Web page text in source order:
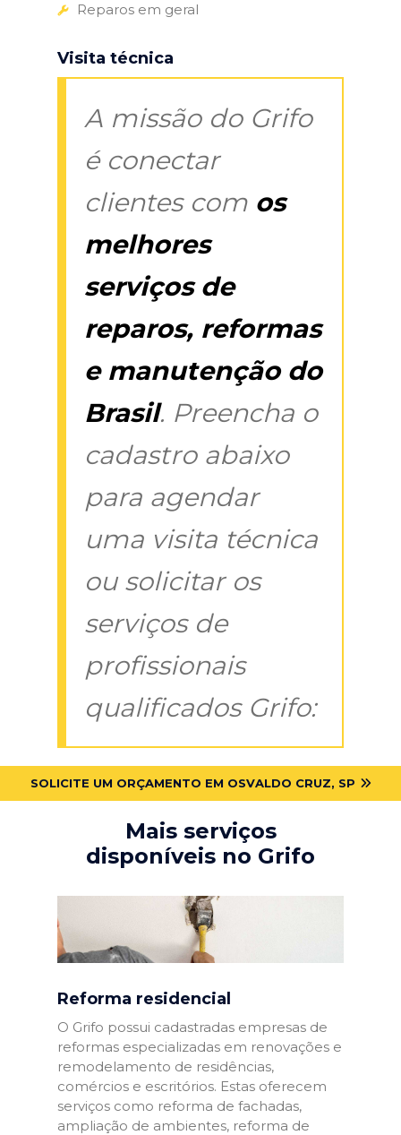
Reparos em geral
Visita técnica
A missão do Grifo
é conectar
clientes com os
melhores
serviços de
reparos, reformas
e manutenção do
Brasil. Preencha o
cadastro abaixo
para agendar
uma visita técnica
ou solicitar os
serviços de
profissionais
qualificados Grifo:
SOLICITE UM ORÇAMENTO EM OSVALDO CRUZ, SP
Mais serviços
disponíveis no Grifo
Reforma residencial
O Grifo possui cadastradas empresas de
reformas especializadas em renovações e
remodelamento de residências,
comércios e escritórios. Estas oferecem
serviços como reforma de fachadas,
ampliação de ambientes, reforma de